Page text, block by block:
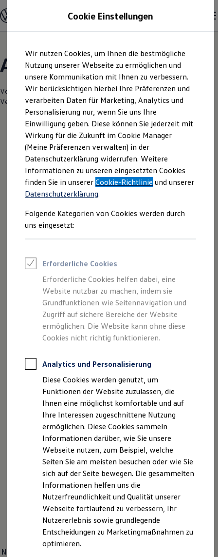
Hauptinhalt
springen
Footer
springen
Modelle & Konfigurator
Nutzfahrzeugkategorien entdecken
Modelle konfigurieren
Vorgängermodelle und Oldtimer
Vorgängermodelle
Oldtimer
Bulli Historie
Branchenlösungen & Gewerbekunden
Umbaulösungen und Hersteller finden
Auf- und Umbauten entdecken & konfigurieren
Groß- und Sonderkunden
Großkunden
Kommunen & Behörden
Journalisten
Sportvereine
Branchenlösungen
Bau & Handwerk
Gewerbliche Personenbeförderung
Service & mobile Werkstätten
Kurier, Logistik & Handel
Feuerwehr
Rettungsdienste
ONE Business ID Vorteile
Fahrzeugsuche & Marktplatz
Digitaler Marktplatz
Kauf & Finanzierung
Online-Fahrzeugbewertung
Aktionen & Angebote
E-Auto-Förderung
Für Privatkunden
Für Gewerbekunden
Profi Paket
TopDeal
Zertifizierte Gebrauchtwagen
Für Privatkunden
Für Gewerbekunden
Leasing
Für Privatkunden
Für Gewerbekunden
Versicherungen & Garantien
Garantien
Kfz-Versicherung für Nutzfahrzeuge
Restschuldversicherung
Wartungsverträge
Besitzer & Service
Reparatur & Service
Sommer-Special
Reparatur, Pflege & Inspektion
Servicetermin anfragen
Service-Vorteile bei Volkswagen Nutzfahrzeuge
ServicePlus
Economy Service
Räder & Reifen Service
Ersatzfahrzeuge
Angebote & Über uns
Verantwortlich für die Inhalte auf dieser Seite ist die Motor-Nützel
Vertriebs-GmbH (Impressum & Rechtliches)
Leider haben wir im Moment keine
aktuellen Angebote
Ihre nächsten
Probefahrt
Beratung
Angebote
Servicetermin anfragen
IhreAnsprechpartner
E-Mail schreiben
+49 9281 707120
Neuwagenverkauf
Cookie Einstellungen
Wir nutzen Cookies, um Ihnen die bestmögliche
Nutzung unserer Webseite zu ermöglichen und
unsere Kommunikation mit Ihnen zu verbessern.
Wir berücksichtigen hierbei Ihre Präferenzen und
verarbeiten Daten für Marketing, Analytics und
Personalisierung nur, wenn Sie uns Ihre
Einwilligung geben. Diese können Sie jederzeit mit
Wirkung für die Zukunft im Cookie Manager
(Meine Präferenzen verwalten) in der
Datenschutzerklärung widerrufen. Weitere
Informationen zu unseren eingesetzten Cookies
finden Sie in unsererCookie-Richtlinie und unserer
Datenschutzerklärung.
Folgende Kategorien von Cookies werden durch
uns eingesetzt:
Erforderliche Cookies
Erforderliche Cookies helfen dabei, eine
Website nutzbar zu machen, indem sie
Grundfunktionen wie Seitennavigation und
Zugriff auf sichere Bereiche der Website
ermöglichen. Die Website kann ohne diese
Cookies nicht richtig funktionieren.
Analytics und Personalisierung
Diese Cookies werden genutzt, um
Funktionen der Website zuzulassen, die
Ihnen eine möglichst komfortable und auf
Ihre Interessen zugeschnittene Nutzung
ermöglichen. Diese Cookies sammeln
Informationen darüber, wie Sie unsere
Webseite nutzen, zum Beispiel, welche
Seiten Sie am meisten besuchen oder wie Sie
sich auf der Seite bewegen. Die gesammelten
Informationen helfen uns die
Nutzerfreundlichkeit und Qualität unserer
Webseite fortlaufend zu verbessern, Ihr
Nutzererlebnis sowie grundlegende
Entscheidungen zu Marketingmaßnahmen zu
optimieren.